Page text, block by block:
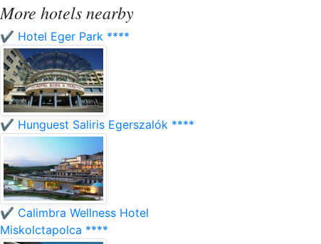
More hotels nearby
✔️ Hotel Eger Park ****
✔️ Hunguest Saliris Egerszalók ****
✔️ Calimbra Wellness Hotel
Miskolctapolca ****